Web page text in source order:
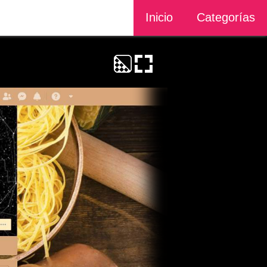
Inicio Categorías